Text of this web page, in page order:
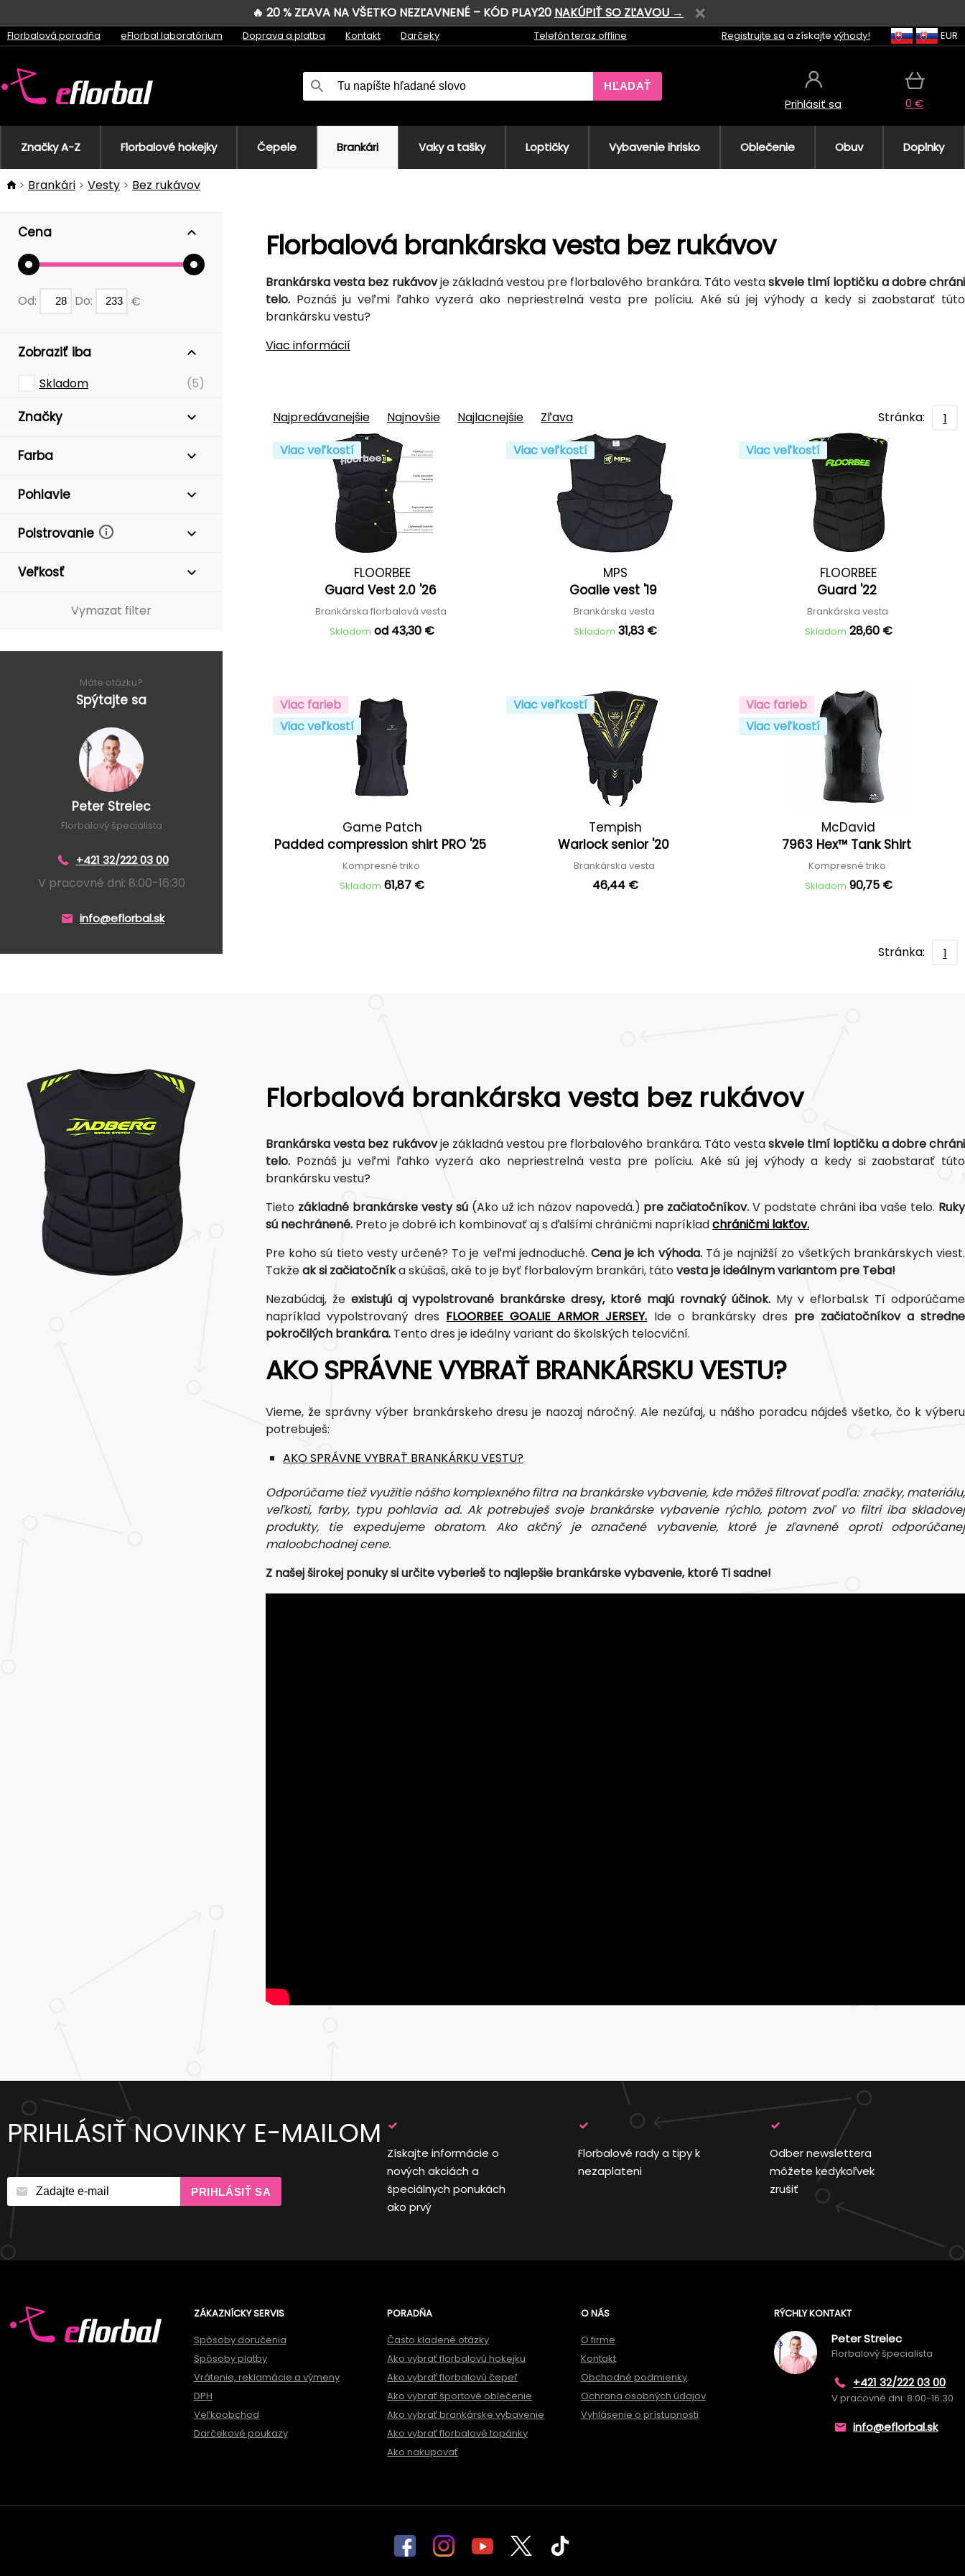
🔥 20 % ZĽAVA NA VŠETKO NEZĽAVNENÉ – KÓD PLAY20 NAKÚPIŤ SO ZĽAVOU →
Florbalová poradňa eFlorbal laboratórium Doprava a platba Kontakt Darčeky Telefón teraz offline Registrujte sa a získajte výhody! EUR
HĽADAŤ
Prihlásiť sa 0 €
Značky A-Z Florbalové hokejky Čepele Brankári Vaky a tašky Loptičky Vybavenie ihrisko Oblečenie Obuv Doplnky
Brankári Vesty Bez rukávov
Cena
Od: Do: €
Zobraziť iba
Skladom (5)
Značky
Farba
Pohlavie
Polstrovanie
Veľkosť
Vymazat filter
Máte otázku?
Spýtajte sa
Peter Strelec
Florbalový špecialista
+421 32/222 03 00
V pracovné dni: 8:00-16:30
info@eflorbal.sk
Florbalová brankárska vesta bez rukávov
Brankárska vesta bez rukávovje základná vestou pre florbalového brankára. Táto vestaskvele tlmí loptičku a dobre chráni
telo. Poznáš ju veľmi ľahko vyzerá ako nepriestrelná vesta pre políciu. Aké sú jej výhody a kedy si zaobstarať túto
brankársku vestu?
Viac informácií
Najpredávanejšie Najnovšie Najlacnejšie Zľava Stránka:
1
Viac veľkostí
FLOORBEE
Guard Vest 2.0 '26
Brankárska florbalová vesta
Skladom od 43,30 €
Viac veľkostí
MPS
Goalie vest '19
Brankárska vesta
Skladom 31,83 €
Viac veľkostí
FLOORBEE
Guard '22
Brankárska vesta
Skladom 28,60 €
Viac farieb
Viac veľkostí
Game Patch
Padded compression shirt PRO '25
Kompresné triko
Skladom 61,87 €
Viac veľkostí
Tempish
Warlock senior '20
Brankárska vesta
46,44 €
Viac farieb
Viac veľkostí
McDavid
7963 Hex™ Tank Shirt
Kompresné triko
Skladom 90,75 €
Stránka: 1
Florbalová brankárska vesta bez rukávov
Brankárska vesta bez rukávovje základná vestou pre florbalového brankára. Táto vestaskvele tlmí loptičku a dobre chráni
telo. Poznáš ju veľmi ľahko vyzerá ako nepriestrelná vesta pre políciu. Aké sú jej výhody a kedy si zaobstarať túto
brankársku vestu?
Tieto základné brankárske vesty sú(Ako už ich názov napovedá.) pre začiatočníkov. V podstate chráni iba vaše telo. Ruky
sú nechránené. Preto je dobré ich kombinovať aj s ďalšími chráničmi napríkladchráničmi lakťov.
Pre koho sú tieto vesty určené? To je veľmi jednoduché. Cena je ich výhoda.Tá je najnižší zo všetkých brankárskych viest.
Takžeak si začiatočníka skúšaš, aké to je byť florbalovým brankári, tátovesta je ideálnym variantom pre Teba!
Nezabúdaj, že existujú aj vypolstrované brankárske dresy, ktoré majú rovnaký účinok.My v eflorbal.sk Tí odporúčame
napríklad vypolstrovaný dres FLOORBEE GOALIE ARMOR JERSEY. Ide o brankársky dres pre začiatočníkov a stredne
pokročilých brankára. Tento dres je ideálny variant do školských telocviční.
AKO SPRÁVNE VYBRAŤ BRANKÁRSKU VESTU?
Vieme, že správny výber brankárskeho dresu je naozaj náročný. Ale nezúfaj, u nášho poradcu nájdeš všetko, čo k výberu
potrebuješ:
AKO SPRÁVNE VYBRAŤ BRANKÁRKU VESTU?
Odporúčame tiež využitie nášho komplexného filtra na brankárske vybavenie, kde môžeš filtrovať podľa: značky, materiálu,
veľkosti, farby, typu pohlavia ad. Ak potrebuješ svoje brankárske vybavenie rýchlo, potom zvoľ vo filtri iba skladovej
produkty, tie expedujeme obratom. Ako akčný je označené vybavenie, ktoré je zľavnené oproti odporúčanej
maloobchodnej cene.
Z našej širokej ponuky si určite vyberieš to najlepšie brankárske vybavenie, ktoré Ti sadne!
PRIHLÁSIŤ NOVINKY E-MAILOM
PRIHLÁSIŤ SA
Získajte informácie o
nových akciách a
špeciálnych ponukách
ako prvý
Florbalové rady a tipy k
nezaplateni
Odber newslettera
môžete kedykoľvek
zrušiť
ZÁKAZNÍCKY SERVIS
Spôsoby doručenia
Spôsoby platby
Vrátenie, reklamácie a výmeny
DPH
Veľkoobchod
Darčekové poukazy
PORADŇA
Často kladené otázky
Ako vybrať florbalovú hokejku
Ako vybrať florbalovú čepeľ
Ako vybrať športové oblečenie
Ako vybrať brankárske vybavenie
Ako vybrať florbalové topánky
Ako nakupovať
O NÁS
O firme
Kontakt
Obchodné podmienky
Ochrana osobných údajov
Vyhlásenie o prístupnosti
RÝCHLY KONTAKT
Peter Strelec
Florbalový špecialista
+421 32/222 03 00
V pracovné dni: 8:00-16:30
info@eflorbal.sk